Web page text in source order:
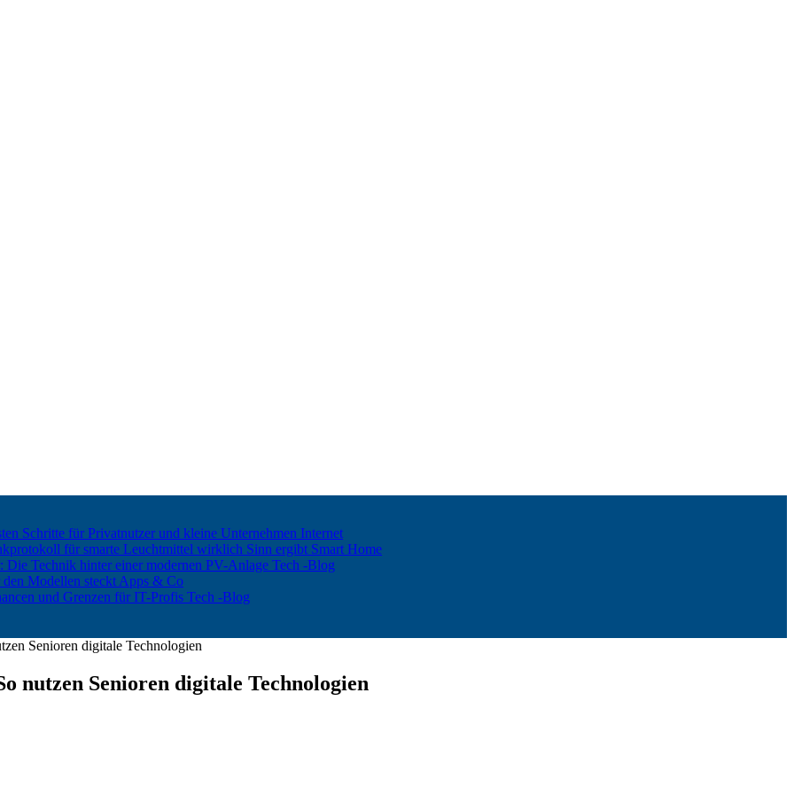
Schritte für Privatnutzer und kleine Unternehmen Internet
für smarte Leuchtmittel wirklich Sinn ergibt Smart Home
Die Technik hinter einer modernen PV-Anlage Tech -Blog
Modellen steckt Apps & Co
und Grenzen für IT-Profis Tech -Blog
Senioren digitale Technologien
nutzen Senioren digitale Technologien